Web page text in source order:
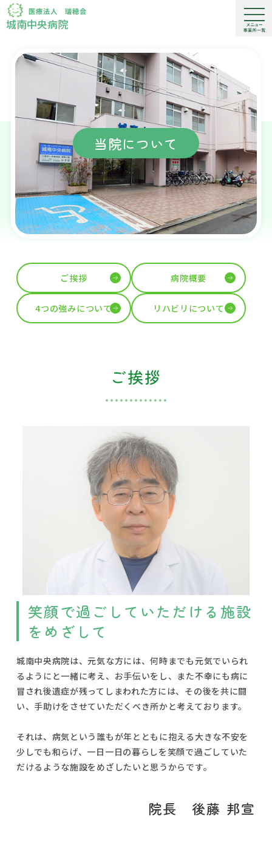
当院について
ご挨拶 病院概要
4つの強みについて リハビリについて
ご挨拶
笑顔で過ごしていただける施設
をめざして
城南中央病院は、元気な方には、何時までも元気でいられ
るようにと一緒に考え、お手伝いをし、また不幸にも病に
冒され後遺症が残ってしまわれた方には、その後を共に闘
い、手助けをさせていただくべき所かと考えております。
それは、病気という誰もが年とともに抱える大きな不安を
少しでも和らげ、一日一日の暮らしを笑顔で過ごしていた
だけるような施設をめざしたいと思うからです。
院長 後藤 邦宣
城南中央病院